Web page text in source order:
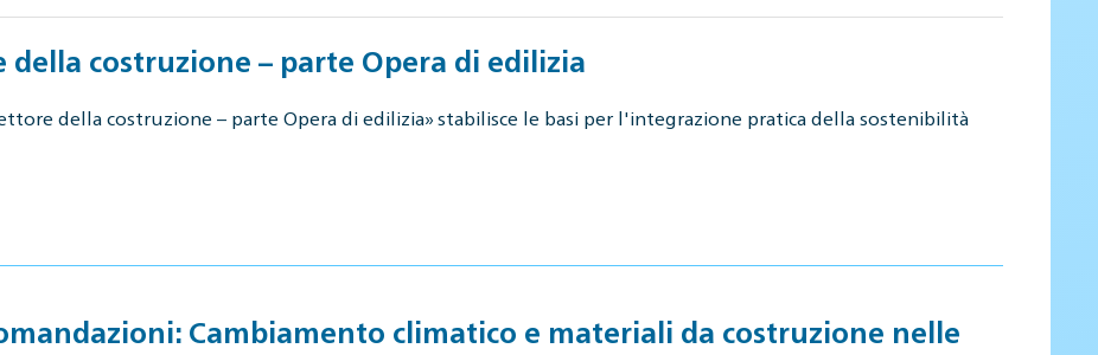
costruzione – parte Opera di edilizia
della costruzione – parte Opera di edilizia» stabilisce le basi per l'integrazione pratica della sostenibilità
Cambiamento climatico e materiali da costruzione nelle